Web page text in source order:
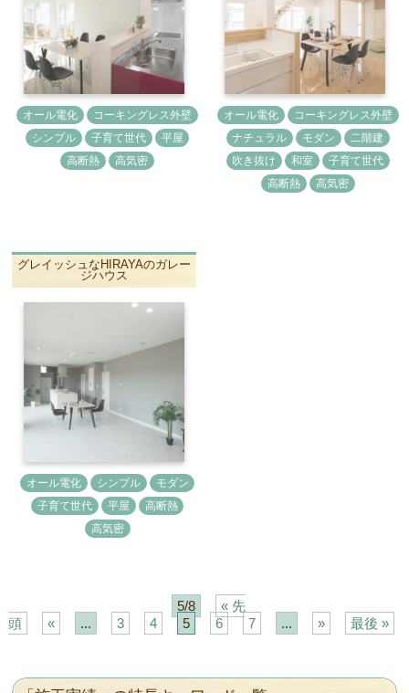
オール電化 コーキングレス外壁
シンプル 子育て世代 平屋
高断熱 高気密
オール電化 コーキングレス外壁
ナチュラル モダン 二階建
吹き抜け 和室 子育て世代
高断熱 高気密
グレイッシュなHIRAYAのガレー
ジハウス
オール電化 シンプル モダン
子育て世代 平屋 高断熱
高気密
5/8
« 先
頭
« ... 3 4 5 6 7 ... » 最後 »